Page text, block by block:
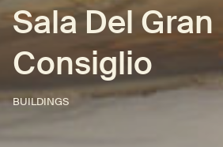
Sala Del Gran
Consiglio
BUILDINGS